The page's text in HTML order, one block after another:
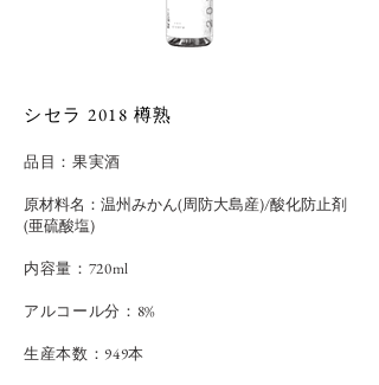
シセラ 2018 樽熟
品目： 果実酒
原材料名：温州みかん(周防大島産)/酸化防止剤
(亜硫酸塩)
内容量：720ml
アルコール分：8%
​生産本数：949本